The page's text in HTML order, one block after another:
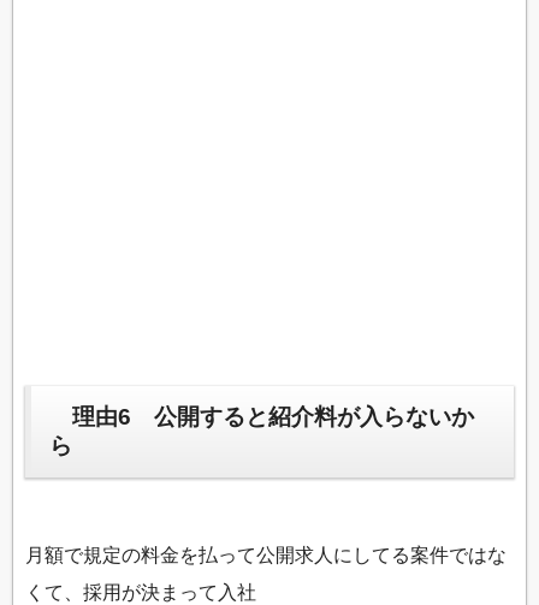
理由6 公開すると紹介料が入らないか
ら
月額で規定の料金を払って公開求人にしてる案件ではな
くて、採用が決まって入社